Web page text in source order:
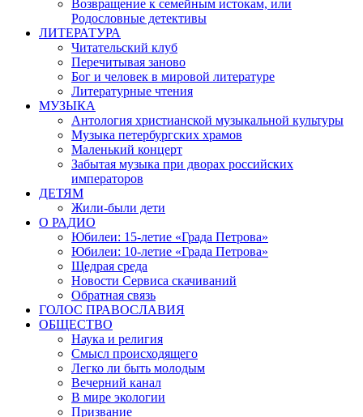
Возвращение к семейным истокам, или
Родословные детективы
ЛИТЕРАТУРА
Читательский клуб
Перечитывая заново
Бог и человек в мировой литературе
Литературные чтения
МУЗЫКА
Антология христианской музыкальной культуры
Музыка петербургских храмов
Маленький концерт
Забытая музыка при дворах российских
императоров
ДЕТЯМ
Жили-были дети
О РАДИО
Юбилеи: 15-летие «Града Петрова»
Юбилеи: 10-летие «Града Петрова»
Щедрая среда
Новости Сервиса скачиваний
Обратная связь
ГОЛОС ПРАВОСЛАВИЯ
ОБЩЕСТВО
Наука и религия
Смысл происходящего
Легко ли быть молодым
Вечерний канал
В мире экологии
Призвание